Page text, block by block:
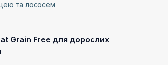
та лососем
Grain Free для дорослих